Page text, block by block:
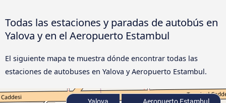
Todas las estaciones y paradas de autobús en
Yalova y en el Aeropuerto Estambul
El siguiente mapa te muestra dónde encontrar todas las
estaciones de autobuses en Yalova y Aeropuerto Estambul.